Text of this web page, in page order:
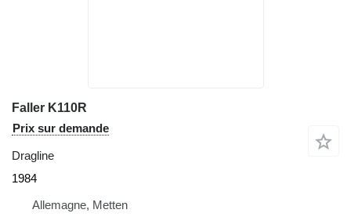
Faller K110R
Prix sur demande
Dragline
1984
Allemagne, Metten